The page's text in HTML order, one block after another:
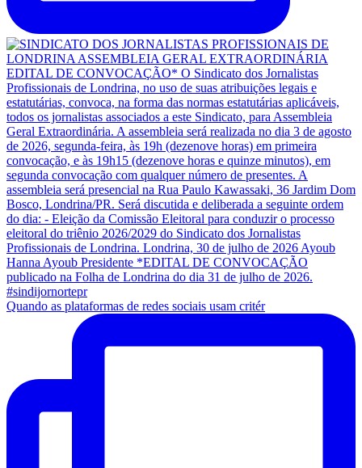
Quando as plataformas de redes sociais usam critér